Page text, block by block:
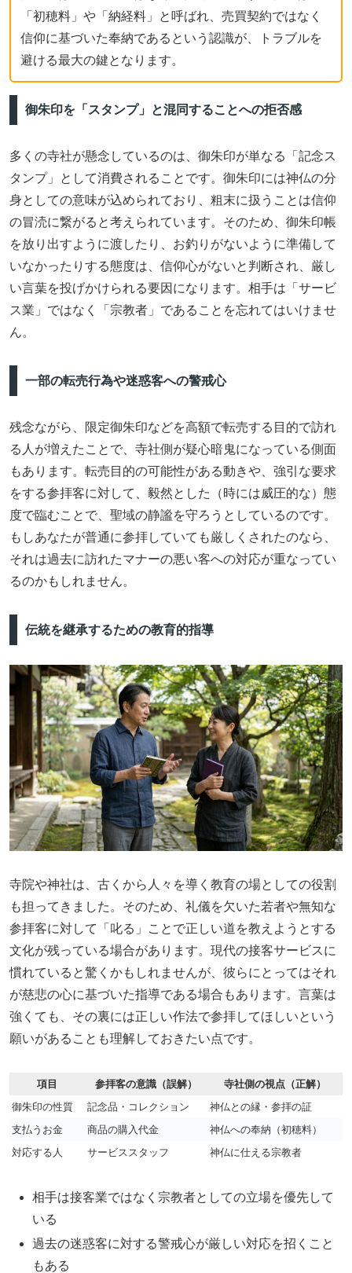
「初穂料」や「納経料」と呼ばれ、売買契約ではなく
信仰に基づいた奉納であるという認識が、トラブルを
避ける最大の鍵となります。
御朱印を「スタンプ」と混同することへの拒否感
多くの寺社が懸念しているのは、御朱印が単なる「記念ス
タンプ」として消費されることです。御朱印には神仏の分
身としての意味が込められており、粗末に扱うことは信仰
の冒涜に繋がると考えられています。そのため、御朱印帳
を放り出すように渡したり、お釣りがないように準備して
いなかったりする態度は、信仰心がないと判断され、厳し
い言葉を投げかけられる要因になります。相手は「サービ
ス業」ではなく「宗教者」であることを忘れてはいけませ
ん。
一部の転売行為や迷惑客への警戒心
残念ながら、限定御朱印などを高額で転売する目的で訪れ
る人が増えたことで、寺社側が疑心暗鬼になっている側面
もあります。転売目的の可能性がある動きや、強引な要求
をする参拝客に対して、毅然とした（時には威圧的な）態
度で臨むことで、聖域の静謐を守ろうとしているのです。
もしあなたが普通に参拝していても厳しくされたのなら、
それは過去に訪れたマナーの悪い客への対応が重なってい
るのかもしれません。
伝統を継承するための教育的指導
寺院や神社は、古くから人々を導く教育の場としての役割
も担ってきました。そのため、礼儀を欠いた若者や無知な
参拝客に対して「叱る」ことで正しい道を教えようとする
文化が残っている場合があります。現代の接客サービスに
慣れていると驚くかもしれませんが、彼らにとってはそれ
が慈悲の心に基づいた指導である場合もあります。言葉は
強くても、その裏には正しい作法で参拝してほしいという
願いがあることも理解しておきたい点です。
項目 参拝客の意識（誤解）
寺社側の視点（正解）
御朱印の性質
記念品・コレクション
神仏との縁・参拝の証
支払うお金
商品の購入代金
神仏への奉納（初穂料）
対応する人
サービススタッフ 神仏に仕える宗教者
相手は接客業ではなく宗教者としての立場を優先して
いる
過去の迷惑客に対する警戒心が厳しい対応を招くこと
もある